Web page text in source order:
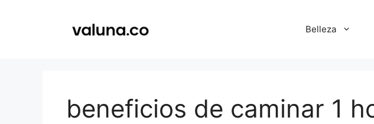
Belleza
beneficios de caminar 1